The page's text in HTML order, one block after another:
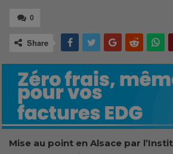
0
Share
Mise au point en Alsace par